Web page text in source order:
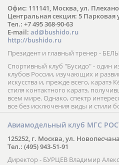
Офис: 111141, Москва, ул.
Центральная секция: 5 Парковая
Тел.: +7 495 368-90-63
E-mail: ad@bushido.ru
http://bushido.ru
Президент и главный тренер -
Спортивный клуб "Бусидо" - один
клубов России, изучающих и
искусства и, прежде всего, каратэ
стиля контактного каратэ,
всем мире. Однако, спектр
все без исключения виды и стили
Авиамодельный клуб МГС
125252, г. Москва, ул.
Тел.: (495) 943-51-91
Директор - БУРЦЕВ Владимир